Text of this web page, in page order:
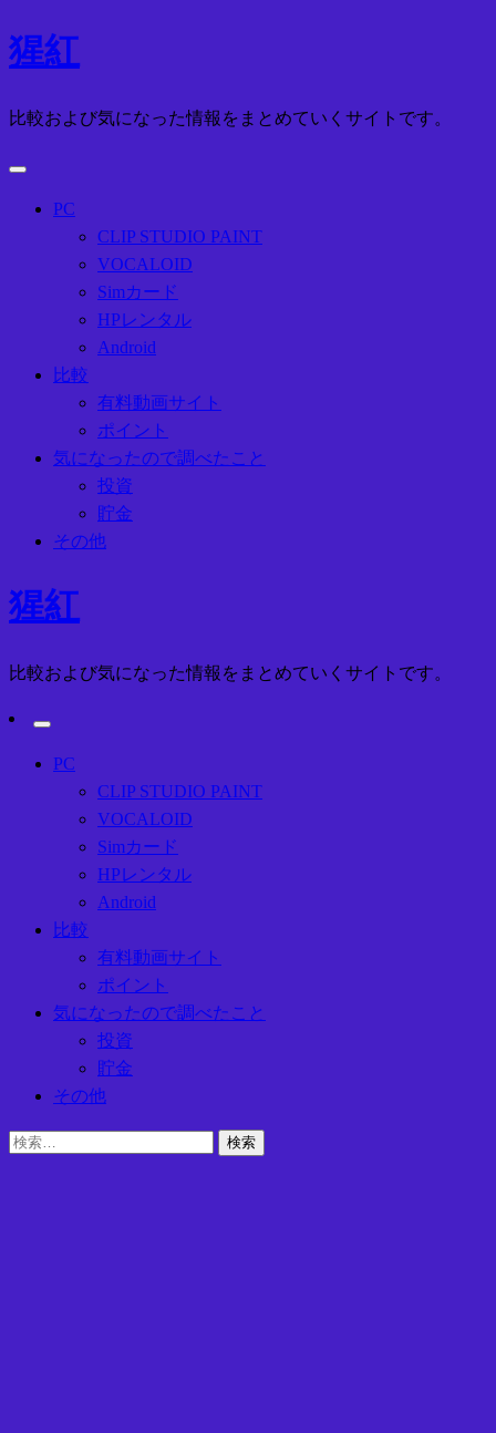
コ
ン
ン
へ
猩紅
比較および気になった情報をまとめていくサイトです。
PC
CLIP STUDIO PAINT
VOCALOID
Simカード
HPレンタル
Android
比較
有料動画サイト
ポイント
気になったので調べたこと
投資
貯金
その他
猩紅
比較および気になった情報をまとめていくサイトです。
PC
CLIP STUDIO PAINT
VOCALOID
Simカード
HPレンタル
Android
比較
有料動画サイト
ポイント
気になったので調べたこと
投資
貯金
その他
検